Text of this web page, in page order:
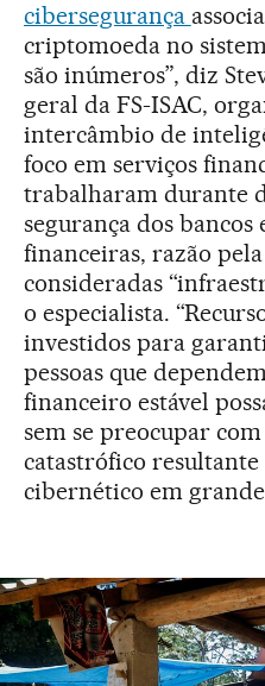
cibersegurança
criptomoeda no
são inúmeros”, diz
geral da FS-ISAC,
intercâmbio de
foco em serviços
trabalharam durante
segurança dos bancos
financeiras, razão
consideradas
o especialista.
investidos para
pessoas que
financeiro estável
sem se preocupar
catastrófico resultante
cibernético em grande